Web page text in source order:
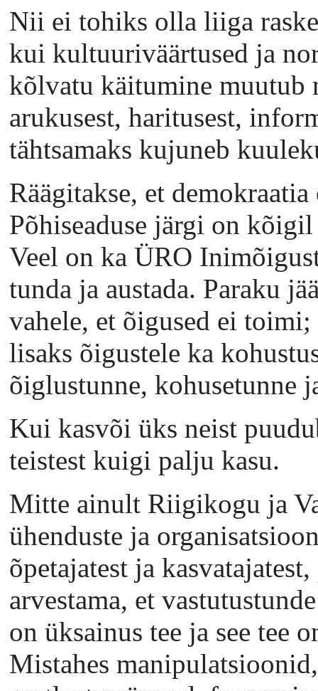
Nii ei tohiks olla liiga
kui kultuuriväärtused ja
kõlvatu käitumine muutub
arukusest, haritusest,
tähtsamaks kujuneb
Räägitakse, et
Põhiseaduse järgi on
Veel on ka ÜRO
tunda ja austada. Paraku
vahele, et õigused ei
lisaks õigustele ka
õiglustunne, kohusetunne
Kui kasvõi üks neist
teistest kuigi palju kasu.
Mitte ainult Riigikogu ja
ühenduste ja
õpetajatest ja
arvestama, et
on üksainus tee ja see tee
Mistahes